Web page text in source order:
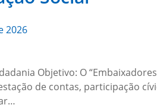
2026
Objetivo: O
de contas, participação